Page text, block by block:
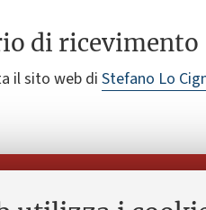
di ricevimento
il sito web di Stefano Lo